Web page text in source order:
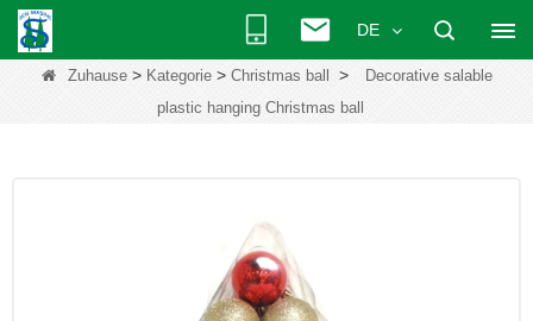
DE
Zuhause> Kategorie> Christmas ball >
Decorative salable
plastic hanging Christmas ball